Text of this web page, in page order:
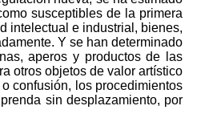
susceptibles de la primera
intelectual e industrial, bienes,
Y se han determinado
aperos y productos de las
otros objetos de valor artístico
confusión, los procedimientos
sin desplazamiento, por